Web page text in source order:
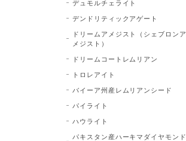
デュモルチェライト
デンドリティックアゲート
ドリームアメジスト（シェブロンア
メジスト）
ドリームコートレムリアン
トロレアイト
バイーア州産レムリアンシード
パイライト
ハウライト
パキスタン産ハーキマダイヤモンド